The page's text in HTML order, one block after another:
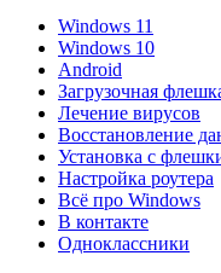
Windows 11
Windows 10
Android
Загрузочная
Лечение вирусов
Восстановление
Установка с
Настройка роутера
Всё про Windows
В контакте
Одноклассники